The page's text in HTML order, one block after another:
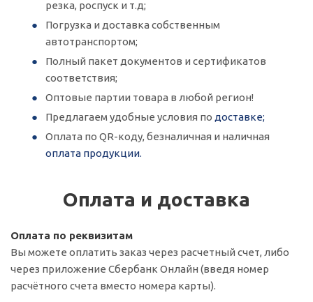
резка, роспуск и т.д;
Погрузка и доставка собственным
автотранспортом;
Полный пакет документов и сертификатов
соответствия;
Оптовые партии товара в любой регион!
Предлагаем удобные условия по доставке;
Оплата по QR-коду, безналичная и наличная
оплата продукции.
Оплата и доставка
Оплата по реквизитам
Вы можете оплатить заказ через расчетный счет, либо
через приложение Сбербанк Онлайн (введя номер
расчётного счета вместо номера карты).